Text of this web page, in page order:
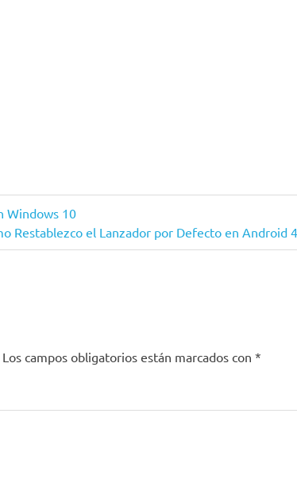
Windows 10
Restablezco el Lanzador por Defecto en Android
Los campos obligatorios están marcados con *